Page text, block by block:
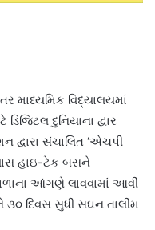
માધ્યમિક વિદ્યાલયમાં
દુનિયાના દ્વાર
સંચાલિત ‘એચપી
હાઇ-ટેક બસને
આંગણે લાવવામાં આવી
૩૦ દિવસ સુધી સઘન તાલીમ